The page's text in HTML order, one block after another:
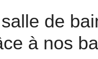
de
à nos